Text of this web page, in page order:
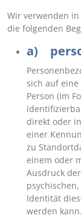
Wir verwenden
die folgenden
a)
sich auf
Person (im
direkt oder
einer
zu
einem oder
Ausdruck
Identität
werden kann.